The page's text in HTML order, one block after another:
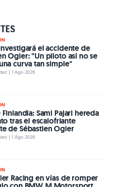
el accidente de
Ogier: "Un piloto así no se
curva tan simple"
| 1 Ago 2026
Finlandia: Sami Pajari hereda
tras el escalofriante
de Sébastien Ogier
| 1 Ago 2026
Racing en vías de romper